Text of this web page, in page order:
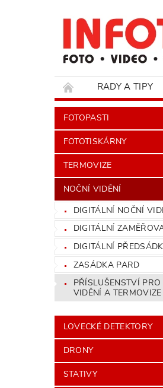
RADY A TIPY
HODNOCENÍ
FOTOPASTI
FOTOTISKÁRNY
TERMOVIZE
NOČNÍ VIDĚNÍ
DIGITÁLNÍ NOČNÍ
DIGITÁLNÍ
DIGITÁLNÍ
ZASÁDKA PARD
PŘÍSLUŠENSTVÍ PRO
VIDĚNÍ A TERMOVIZE
LOVECKÉ DETEKTORY
DRONY
STATIVY